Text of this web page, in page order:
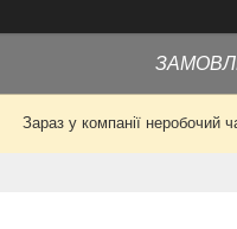
Зараз у компанії неробочий